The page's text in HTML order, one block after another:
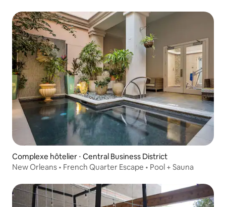
Complexe hôtelier ⋅ Central Business District
New Orleans • French Quarter Escape • Pool + Sauna